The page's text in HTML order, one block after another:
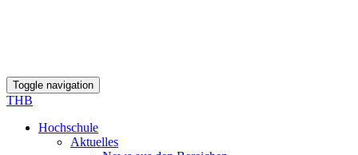
Toggle navigation
THB
Hochschule
Aktuelles